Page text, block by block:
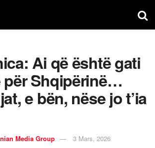
Ai që është gati
për Shqipërinë…
e bën, nëse jo t’ia
Media Group 3 Mars, 2026